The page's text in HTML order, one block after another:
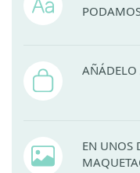
AÑÁDELO
EN UNOS